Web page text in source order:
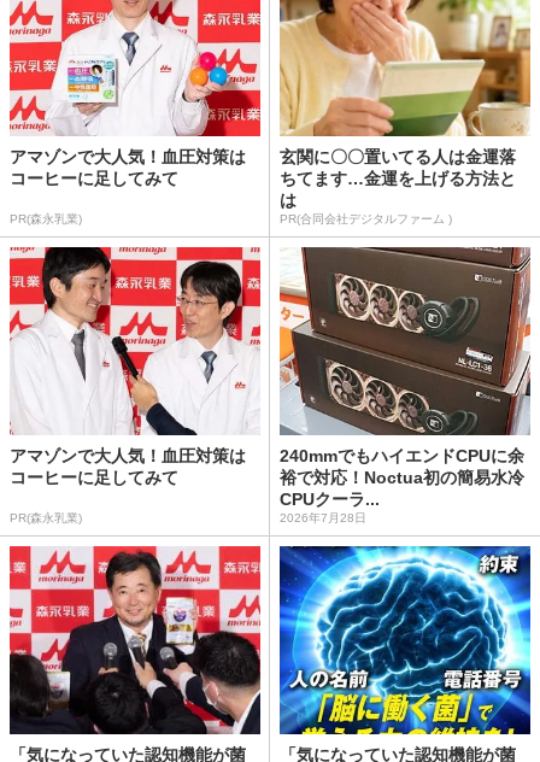
アマゾンで大人気！血圧対策は
コーヒーに足してみて
PR(森永乳業)
玄関に〇〇置いてる人は金運落
ちてます…金運を上げる方法と
は
PR(合同会社デジタルファーム )
アマゾンで大人気！血圧対策は
コーヒーに足してみて
PR(森永乳業)
240mmでもハイエンドCPUに余
裕で対応！Noctua初の簡易水冷
CPUクーラ...
2026年7月28日
「気になっていた認知機能が菌
「気になっていた認知機能が菌